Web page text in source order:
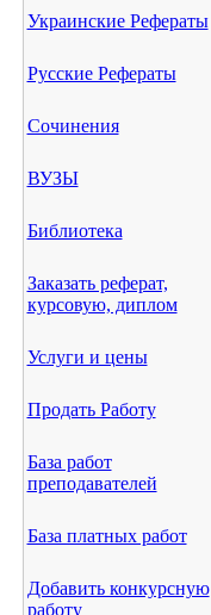
Украинские Рефераты
Русские Рефераты
Сочинения
ВУЗЫ
Библиотека
Заказать реферат,
курсовую, диплом
Услуги и цены
Продать Работу
База работ
преподавателей
База платных работ
Добавить конкурсную
работу